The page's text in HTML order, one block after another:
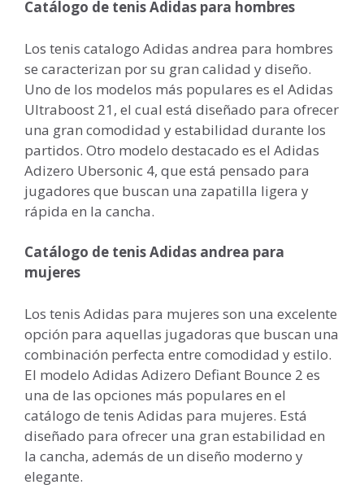
Catálogo de tenis Adidas para hombres
Los tenis catalogo Adidas andrea para hombres
se caracterizan por su gran calidad y diseño.
Uno de los modelos más populares es el Adidas
Ultraboost 21, el cual está diseñado para ofrecer
una gran comodidad y estabilidad durante los
partidos. Otro modelo destacado es el Adidas
Adizero Ubersonic 4, que está pensado para
jugadores que buscan una zapatilla ligera y
rápida en la cancha.
Catálogo de tenis Adidas andrea para
mujeres
Los tenis Adidas para mujeres son una excelente
opción para aquellas jugadoras que buscan una
combinación perfecta entre comodidad y estilo.
El modelo Adidas Adizero Defiant Bounce 2 es
una de las opciones más populares en el
catálogo de tenis Adidas para mujeres. Está
diseñado para ofrecer una gran estabilidad en
la cancha, además de un diseño moderno y
elegante.